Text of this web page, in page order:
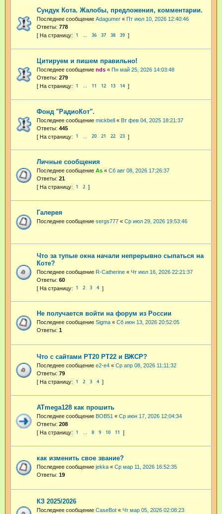
Сундук Кота. Жалобы, предложения, комментарии.
Последнее сообщение Adagumer « Пт июл 10, 2026 12:40:46
Ответы: 778
1 … 36 37 38 39
Цитируем и пишем правильно!
Последнее сообщение nds « Пн май 25, 2026 14:03:48
Ответы: 279
1 … 11 12 13 14
Фонд "РадиоКот".
Последнее сообщение mickbell « Вт фев 04, 2025 18:21:37
Ответы: 445
1 20 21 22 23
Личные сообщения
Последнее сообщение As « Сб авг 08, 2026 17:26:37
Ответы: 21
1 2
Галерея
Последнее сообщение sergs777 « Ср июл 29, 2026 19:53:46
Что за тупые окна начали непрерывно сыпаться на
Коте?
Последнее сообщение R-Catherine « Чт июл 16, 2026 22:21:37
Ответы: 60
1 2 3 4
Не получается войти на форум из России
Последнее сообщение Sigma « Сб июн 13, 2026 20:52:05
Ответы: 1
Что с сайтами РТ20 РТ22 и ВЖСР?
Последнее сообщение e2-e4 « Ср апр 08, 2026 11:11:32
Ответы: 79
1 2 3 4
ATmega128 как прошить
Последнее сообщение BOB51 « Ср июн 17, 2026 12:04:34
Ответы: 208
1 … 8 9 10 11
как изменить свое звание?
Последнее сообщение jekka « Ср мар 11, 2026 16:52:35
Ответы: 19
КЗ 2025/2026
Последнее сообщение CaseBot « Чт мар 05, 2026 02:08:23